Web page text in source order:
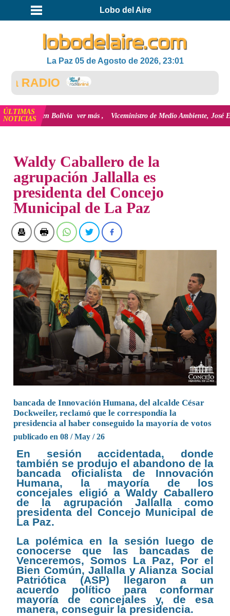
Lobo del Aire
La Paz 05 de Agosto de 2026, 23:01
RADIO
ÚLTIMAS
NOTICIAS
en Bolivia ver más Viceministro de Medio Ambiente, José Ernesto
Waldy Caballero de la
agrupación Jallalla es
presidenta del Concejo
Municipal de La Paz
bancada de Innovación Humana, del alcalde César
Dockweiler, reclamó que le correspondía la
presidencia al haber conseguido la mayoría de votos
publicado en 08 / May / 26
En sesión accidentada, donde
también se produjo el abandono de la
bancada oficialista de Innovación
Humana, la mayoría de los
concejales eligió a Waldy Caballero
de la agrupación Jallalla como
presidenta del Concejo Municipal de
La Paz.
La polémica en la sesión luego de
conocerse que las bancadas de
Venceremos, Somos La Paz, Por el
Bien Común, Jallalla y Alianza Social
Patriótica (ASP) llegaron a un
acuerdo político para conformar
mayoría de concejales y, de esa
manera, conseguir la presidencia.